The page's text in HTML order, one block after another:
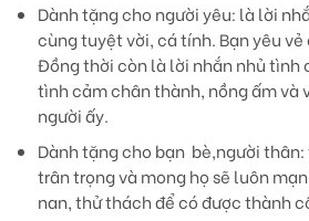
Dành tặng cho người yêu: là lời
cùng tuyệt vời, cá tính. Bạn yêu vẻ
Đồng thời còn là lời nhắn nhủ tình
tình cảm chân thành, nồng ấm và
người ấy.
Dành tặng cho bạn bè,người
trân trọng và mong họ sẽ luôn
nan, thử thách để có được thành